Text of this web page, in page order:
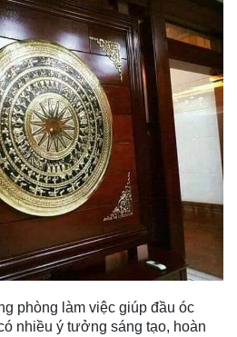
phòng làm việc giúp đầu óc
nhiều ý tưởng sáng tạo, hoàn